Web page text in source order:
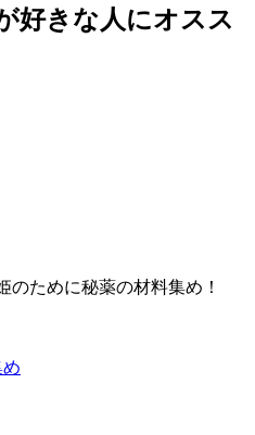
好きな人にオスス
のために秘薬の材料集め！